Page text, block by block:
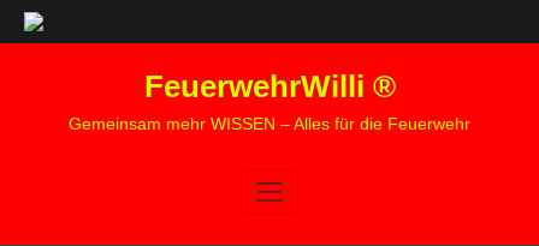
FeuerwehrWilli ®
Gemeinsam mehr WISSEN – Alles für die Feuerwehr